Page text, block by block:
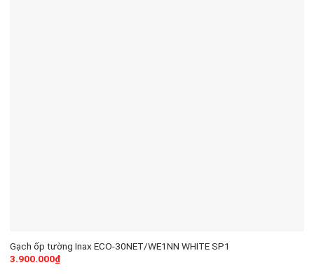
Gạch ốp tường Inax ECO-30NET/WE1NN WHITE SP1
3.900.000₫